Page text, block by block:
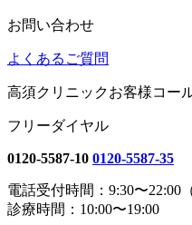
お問い合わせ
よくあるご質問
高須クリニックお客様コー
フリーダイヤル
0120-5587-10 0120-5587-35
電話受付時間：9:30〜22:00
診療時間：10:00〜19:00